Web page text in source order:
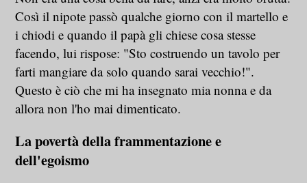
Così il nipote passò qualche giorno con il martello e
i chiodi e quando il papà gli chiese cosa stesse
facendo, lui rispose: "Sto costruendo un tavolo per
farti mangiare da solo quando sarai vecchio!".
Questo è ciò che mi ha insegnato mia nonna e da
allora non l'ho mai dimenticato.
La povertà della frammentazione e
dell'egoismo